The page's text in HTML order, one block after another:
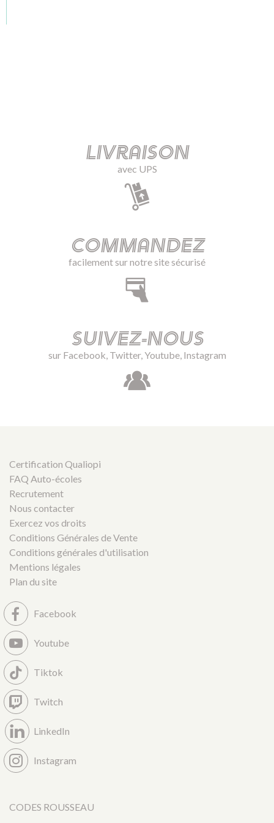
Livraison
avec UPS
Commandez
facilement sur notre site sécurisé
Suivez-nous
sur Facebook, Twitter, Youtube, Instagram
Certification Qualiopi
FAQ Auto-écoles
Recrutement
Nous contacter
Exercez vos droits
Conditions Générales de Vente
Conditions générales d'utilisation
Mentions légales
Plan du site
Facebook
Youtube
Tiktok
Twitch
LinkedIn
Instagram
CODES ROUSSEAU